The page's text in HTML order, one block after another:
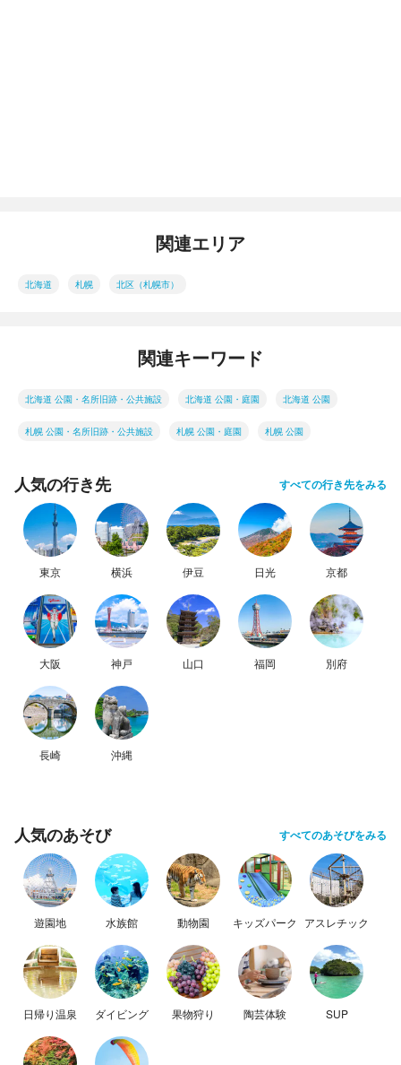
関連エリア
北海道 札幌 北区（札幌市）
関連キーワード
北海道 公園・名所旧跡・公共施設 北海道 公園・庭園 北海道 公園
札幌 公園・名所旧跡・公共施設 札幌 公園・庭園 札幌 公園
人気の行き先 すべての行き先をみる
東京 横浜 伊豆 日光 京都
大阪 神戸 山口 福岡 別府
長崎 沖縄
人気のあそび すべてのあそびをみる
遊園地 水族館 動物園 キッズパーク アスレチック
日帰り温泉 ダイビング 果物狩り 陶芸体験 SUP